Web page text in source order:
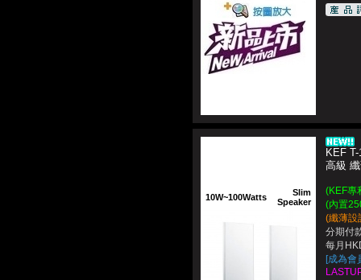
10W~100Watts
Slim
Speaker
KEF
高級
(KEF專
(內置
(纖薄設
分期付
每月
[成為會